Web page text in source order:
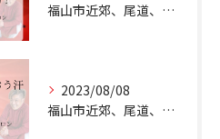
福山市近郊、尾道、三原、井原にお住いの女性で 【お肌の調子が...
2023/08/08
福山市近郊、尾道、三原、井原にお住いの女性で【ベタベタにおう...